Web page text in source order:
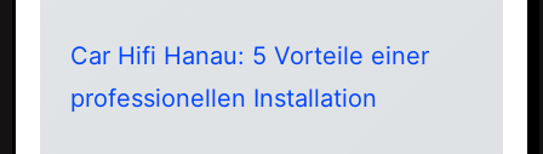
Car Hifi Hanau: 5 Vorteile einer
professionellen Installation